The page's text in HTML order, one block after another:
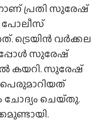
പ്രതി സുരേഷ്
പോലീസ്
ട്രെയിൻ വർക്കല
സുരേഷ്
കയറി. സുരേഷ്
ചെയ്‌തു.